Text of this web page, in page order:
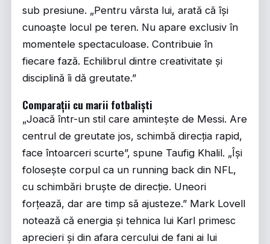
sub presiune. „Pentru vârsta lui, arată că își
cunoaște locul pe teren. Nu apare exclusiv în
momentele spectaculoase. Contribuie în
fiecare fază. Echilibrul dintre creativitate și
disciplină îi dă greutate.”
Comparații cu marii fotbaliști
„Joacă într-un stil care amintește de Messi. Are
centrul de greutate jos, schimbă direcția rapid,
face întoarceri scurte”, spune Taufig Khalil. „Își
folosește corpul ca un running back din NFL,
cu schimbări bruște de direcție. Uneori
forțează, dar are timp să ajusteze.” Mark Lovell
notează că energia și tehnica lui Karl primesc
aprecieri și din afara cercului de fani ai lui